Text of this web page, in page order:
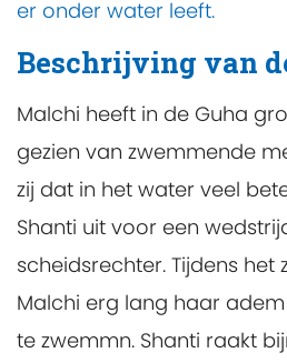
er onder water leeft.
Beschrijving van
Malchi heeft in de Guha
gezien van zwemmende
zij dat in het water veel
Shanti uit voor een
scheidsrechter. Tijdens
Malchi erg lang haar
te zwemmn. Shanti raakt